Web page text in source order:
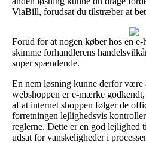
ViaBill, forudsat du tilstræber at
Forud for at nogen køber hos en
skimme forhandlerens
super spændende.
En nem løsning kunne derfor være
webshoppen er e-mærke
af at internet shoppen følger de
forretningen lejlighedsvis
reglerne. Dette er en god lejlighed
udsat for vanskeligheder i